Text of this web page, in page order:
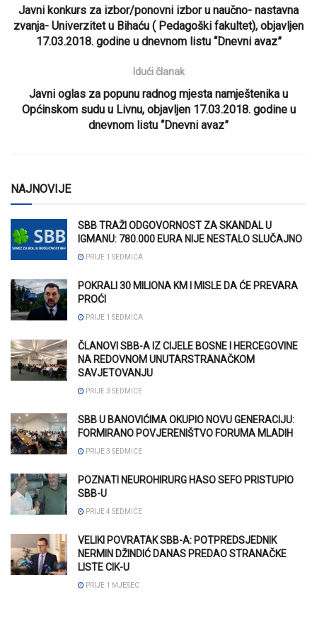
Javni konkurs za izbor/ponovni izbor u naučno- nastavna
zvanja- Univerzitet u Bihaću ( Pedagoški fakultet), objavljen
17.03.2018. godine u dnevnom listu “Dnevni avaz”
Idući članak
Javni oglas za popunu radnog mjesta namještenika u
Općinskom sudu u Livnu, objavljen 17.03.2018. godine u
dnevnom listu “Dnevni avaz”
NAJNOVIJE
SBB TRAŽI ODGOVORNOST ZA SKANDAL U
IGMANU: 780.000 EURA NIJE NESTALO SLUČAJNO
PRIJE 1 SEDMICA
POKRALI 30 MILIONA KM I MISLE DA ĆE PREVARA
PROĆI
PRIJE 1 SEDMICA
ČLANOVI SBB-A IZ CIJELE BOSNE I HERCEGOVINE
NA REDOVNOM UNUTARSTRANAČKOM
SAVJETOVANJU
PRIJE 3 SEDMICE
SBB U BANOVIĆIMA OKUPIO NOVU GENERACIJU:
FORMIRANO POVJERENIŠTVO FORUMA MLADIH
PRIJE 3 SEDMICE
POZNATI NEUROHIRURG HASO SEFO PRISTUPIO
SBB-U
PRIJE 4 SEDMICE
VELIKI POVRATAK SBB-A: POTPREDSJEDNIK
NERMIN DŽINDIĆ DANAS PREDAO STRANAČKE
LISTE CIK-U
PRIJE 1 MJESEC